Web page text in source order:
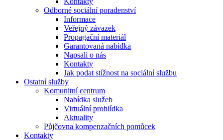
Odborné sociální poradenství
Informace
Veřejný závazek
Propagační materiál
Garantovaná nabídka
Napsali o nás
Kontakty
Jak podat stížnost na sociální službu
Ostatní služby
Komunitní centrum
Nabídka služeb
Virtuální prohlídka
Aktuality
Půjčovna kompenzačních pomůcek
Kontakty